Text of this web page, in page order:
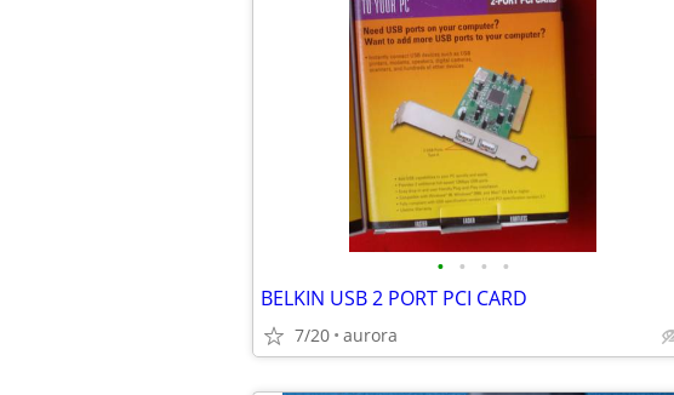
• • • •
BELKIN USB 2 PORT PCI CARD
7/20 aurora